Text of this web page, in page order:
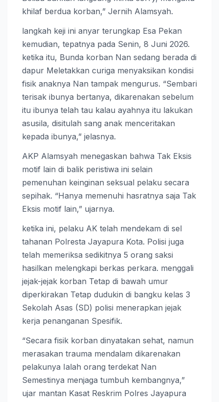
khilaf berdua korban,” Jernih Alamsyah.
langkah keji ini anyar terungkap Esa Pekan
kemudian, tepatnya pada Senin, 8 Juni 2026.
ketika itu, Bunda korban Nan sedang berada di
dapur Meletakkan curiga menyaksikan kondisi
fisik anaknya Nan tampak mengurus. “Sembari
terisak ibunya bertanya, dikarenakan sebelum
itu ibunya telah tau kalau ayahnya itu lakukan
asusila, disitulah sang anak menceritakan
kepada ibunya,” jelasnya.
AKP Alamsyah menegaskan bahwa Tak Eksis
motif lain di balik peristiwa ini selain
pemenuhan keinginan seksual pelaku secara
sepihak. “Hanya memenuhi hasratnya saja Tak
Eksis motif lain,” ujarnya.
ketika ini, pelaku AK telah mendekam di sel
tahanan Polresta Jayapura Kota. Polisi juga
telah memeriksa sedikitnya 5 orang saksi
hasilkan melengkapi berkas perkara. menggali
jejak-jejak korban Tetap di bawah umur
diperkirakan Tetap dudukin di bangku kelas 3
Sekolah Asas (SD) polisi menerapkan jejak
kerja penanganan Spesifik.
“Secara fisik korban dinyatakan sehat, namun
merasakan trauma mendalam dikarenakan
pelakunya Ialah orang terdekat Nan
Semestinya menjaga tumbuh kembangnya,”
ujar mantan Kasat Reskrim Polres Jayapura